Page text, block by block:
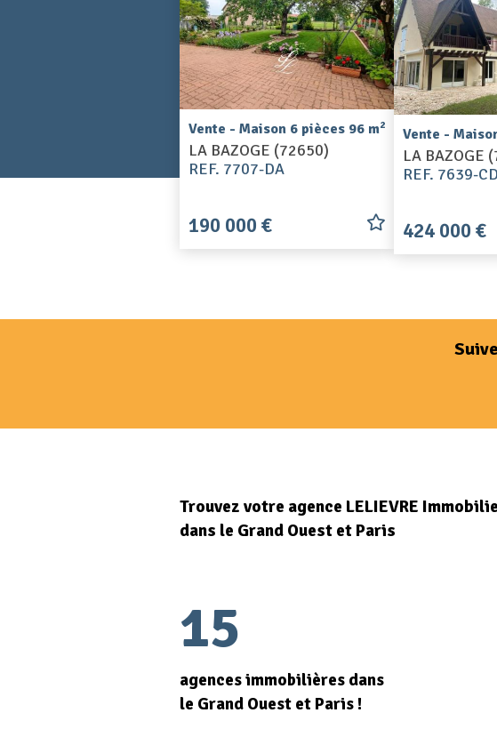
Vente - Maison 6 pièces 96 m2
LA BAZOGE (72650)
REF. 7707-DA
190 000 €
Vente -
LA BAZOGE
REF. 7639-CD
424 000 €
Trouvez votre agence LELIEVRE
dans le Grand Ouest et Paris
15
agences immobilières dans
le Grand Ouest et Paris !